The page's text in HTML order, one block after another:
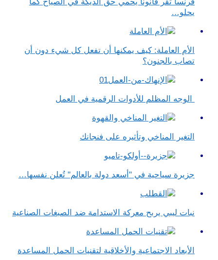
يحلو…
الأم العاملة: كيف يمكنها أن تفعل كل شيء دون أن
تصاب بالجنون؟
الوجه المظلم للأدوات الرقمية في العمل
التغير المناخي وتأثيره على فنجانك
جزيرة سياحية في "أسعد دولة بالعالم" تُعلن نفسها…
نبات ليبي يربح معركة الاستدامة ضد الصبغات الصناعية
الأبعاد الاجتماعية والأخلاقية لتقنيات الحمل المساعدة